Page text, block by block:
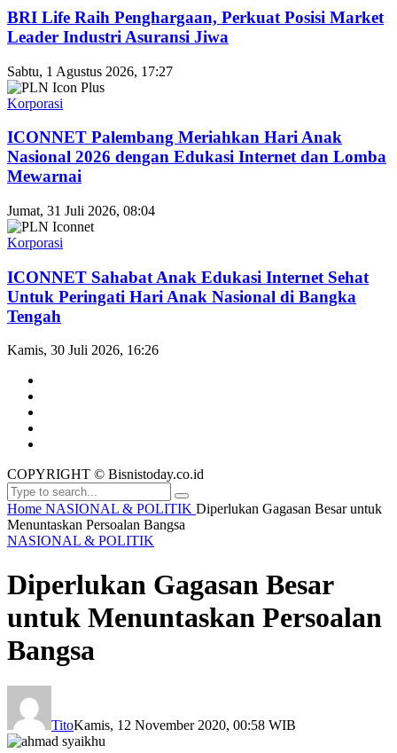
BRI Life Raih Penghargaan, Perkuat Posisi Market
Leader Industri Asuransi Jiwa
Sabtu, 1 Agustus 2026, 17:27
Korporasi
ICONNET Palembang Meriahkan Hari Anak
Nasional 2026 dengan Edukasi Internet dan Lomba
Mewarnai
Jumat, 31 Juli 2026, 08:04
Korporasi
ICONNET Sahabat Anak Edukasi Internet Sehat
Untuk Peringati Hari Anak Nasional di Bangka
Tengah
Kamis, 30 Juli 2026, 16:26
COPYRIGHT © Bisnistoday.co.id
Home NASIONAL & POLITIK Diperlukan Gagasan Besar untuk
Menuntaskan Persoalan Bangsa
NASIONAL & POLITIK
Diperlukan Gagasan Besar
untuk Menuntaskan Persoalan
Bangsa
TitoKamis, 12 November 2020, 00:58 WIB